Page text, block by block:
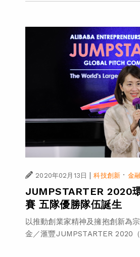
2020年02月13日 | 科技創新 · 金
JUMPSTARTER 2020
賽 五隊優勝隊伍誕生
以推動創業家精神及擁抱創新為
金／滙豐JUMPSTARTER 2020